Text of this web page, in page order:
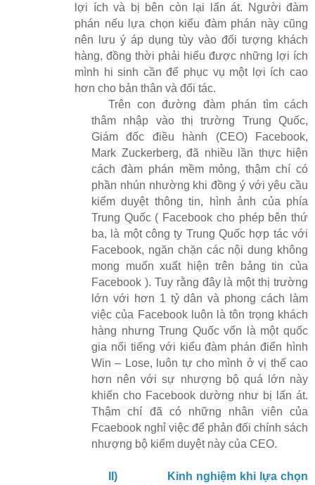
lợi ích và bị bên còn lại lấn át. Người đàm
phán nếu lựa chọn kiểu đàm phán này cũng
nên lưu ý áp dụng tùy vào đối tượng khách
hàng, đồng thời phải hiểu được những lợi ích
mình hi sinh cần để phục vụ một lợi ích cao
hơn cho bản thân và đối tác.
Trên con đường đàm phán tìm cách
thâm nhập vào thị trường Trung Quốc,
Giám đốc điều hành (CEO) Facebook,
Mark Zuckerberg, đã nhiều lần thực hiện
cách đàm phán mềm mỏng, thậm chí có
phần nhún nhường khi đồng ý với yêu cầu
kiểm duyệt thông tin, hình ảnh của phía
Trung Quốc ( Facebook cho phép bên thứ
ba, là một công ty Trung Quốc hợp tác với
Facebook, ngăn chặn các nội dung không
mong muốn xuất hiện trên bảng tin của
Facebook ). Tuy rằng đây là một thị trường
lớn với hơn 1 tỷ dân và phong cách làm
việc của Facebook luôn là tôn trọng khách
hàng nhưng Trung Quốc vốn là một quốc
gia nổi tiếng với kiểu đàm phán điển hình
Win – Lose, luôn tự cho mình ở vị thế cao
hơn nên với sự nhượng bộ quá lớn này
khiến cho Facebook dường như bị lấn át.
Thậm chí đã có những nhân viên của
Fcaebook nghỉ việc để phản đối chính sách
nhượng bộ kiểm duyệt này của CEO.
II)
Kinh nghiệm khi lựa chọn